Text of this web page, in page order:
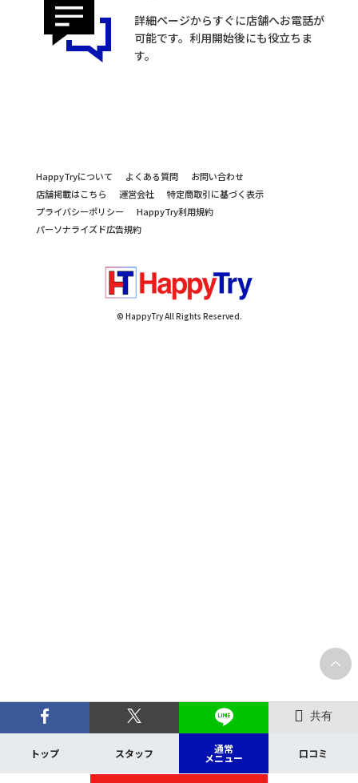
共有
トップ スタッフ 通常
メニュー 口コミ
詳細ページからすぐに店舗へお電話が
可能です。利用開始後にも役立ちま
す。
HappyTryについて よくある質問
お問い合わせ
店舗掲載はこちら
運営会社
特定商取引に基づく表示
プライバシーポリシー
HappyTry利用規約
パーソナライズド広告規約
© HappyTry All Rights Reserved.